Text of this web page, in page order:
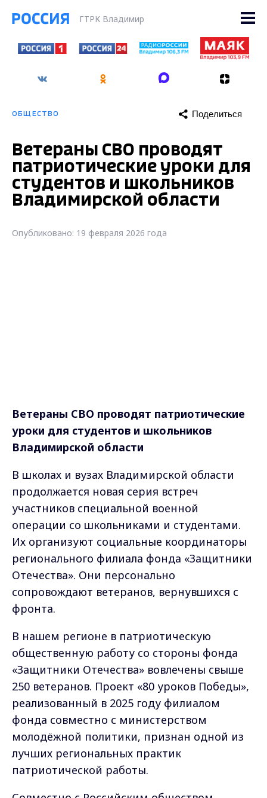
ГТРК Владимир
ОБЩЕСТВО Поделиться
Ветераны СВО проводят
патриотические уроки для
студентов и школьников
Владимирской области
Опубликовано: 19 февраля 2026 года
Ветераны СВО проводят патриотические
уроки для студентов и школьников
Владимирской области
В школах и вузах Владимирской области
продолжается новая серия встреч
участников специальной военной
операции со школьниками и студентами.
Их организуют социальные координаторы
регионального филиала фонда «Защитники
Отечества». Они персонально
сопровождают ветеранов, вернувшихся с
фронта.
В нашем регионе в патриотическую
общественную работу со стороны фонда
«Защитники Отечества» вовлечены свыше
250 ветеранов. Проект «80 уроков Победы»,
реализованный в 2025 году филиалом
фонда совместно с министерством
молодёжной политики, признан одной из
лучших региональных практик
патриотической работы.